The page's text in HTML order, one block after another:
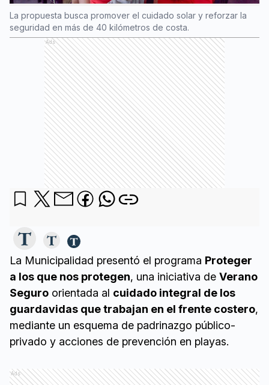
La propuesta busca promover el cuidado solar y reforzar la
seguridad en más de 40 kilómetros de costa.
Ads
La Municipalidad presentó el programa Proteger
a los que nos protegen, una iniciativa de Verano
Seguro orientada al cuidado integral de los
guardavidas que trabajan en el frente costero,
mediante un esquema de padrinazgo público-
privado y acciones de prevención en playas.
Ads